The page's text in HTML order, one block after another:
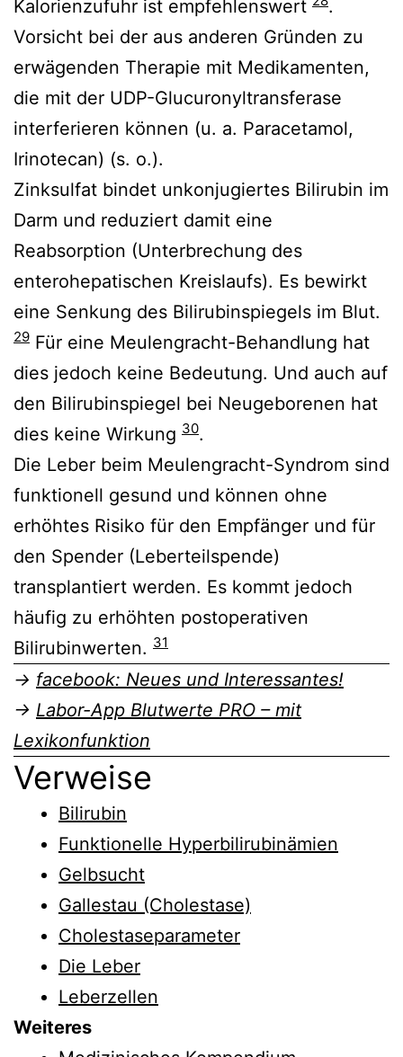
Kalorienzufuhr ist empfehlenswert
.
Vorsicht bei der aus anderen Gründen zu
erwägenden Therapie mit Medikamenten,
die mit der UDP-Glucuronyltransferase
interferieren können (u. a. Paracetamol,
Irinotecan) (s. o.).
Zinksulfat bindet unkonjugiertes Bilirubin im
Darm und reduziert damit eine
Reabsorption (Unterbrechung des
enterohepatischen Kreislaufs). Es bewirkt
eine Senkung des Bilirubinspiegels im Blut.
29 Für eine Meulengracht-Behandlung hat
dies jedoch keine Bedeutung. Und auch auf
den Bilirubinspiegel bei Neugeborenen hat
dies keine Wirkung 30.
Die Leber beim Meulengracht-Syndrom sind
funktionell gesund und können ohne
erhöhtes Risiko für den Empfänger und für
den Spender (Leberteilspende)
transplantiert werden. Es kommt jedoch
häufig zu erhöhten postoperativen
Bilirubinwerten. 31
→ facebook: Neues und Interessantes!
→ Labor-App Blutwerte PRO – mit
Lexikonfunktion
Verweise
Bilirubin
Funktionelle Hyperbilirubinämien
Gelbsucht
Gallestau (Cholestase)
Cholestaseparameter
Die Leber
Leberzellen
Weiteres